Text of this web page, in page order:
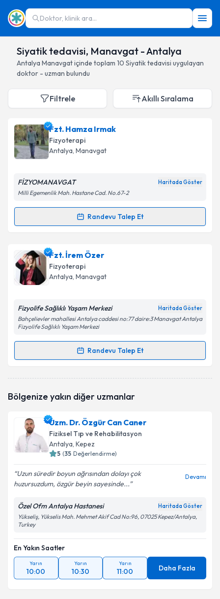
Doktor, klinik ara...
Siyatik tedavisi, Manavgat - Antalya
Antalya Manavgatiçinde toplam 10 Siyatik tedavisi uygulayan
doktor - uzman bulundu
Filtrele Akıllı Sıralama
Fzt. Hamza Irmak
Fizyoterapi
Antalya, Manavgat
FİZYOMANAVGAT Haritada Göster
Milli Egemenlik Mah. Hastane Cad. No.67-2
Randevu Talep Et
Randevu Takvimi Talebi
Fzt. Hamza Irmakiçin randevu takvimi talebi
oluşturun. Size bu uzmandan randevu almanız için bir
takvim hazırlandığında e-posta ile bilgilendireceğiz.
Kişisel verilerimin işlenmesine ilişkinAydınlatma
'ni okudum ve kişisel verilerimin belirtilen
kapsamda işlenmesini kabul ediyorum.
Takvim Talebini Gönder
Fzt. İrem Özer
Fizyoterapi
Antalya, Manavgat
Fizyolife Sağlıklı Yaşam Merkezi Haritada Göster
Bahçelievler mahallesi Antalya caddesi no:77 daire:3 Manavgat Antalya
Fizyolife Sağlıklı Yaşam Merkezi
Randevu Talep Et
Randevu Takvimi Talebi
Size bu uzmandan randevu almanız için bir takvim
E-posta Adresiniz
Kişisel verilerimin işlenmesine ilişkin
Aydınlatma
Metni'ni okudum ve kişisel verilerimin belirtilen
Bölgenize yakın diğer uzmanlar
Uzm. Dr. Özgür Can Caner
Fiziksel Tıp ve Rehabilitasyon
Antalya, Kepez
5 (35 Değerlendirme)
Uzun süredir boyun ağrısından dolayı çok
huzursuzdum, özgür beyin sayesinde...
Devamı
Özel Ofm Antalya Hastanesi Haritada Göster
Yükseliş, Yükselis Mah. Mehmet Akif Cad No:96, 07025 Kepez/Antalya,
Turkey
En Yakın Saatler
Yarın
10:00
Yarın
10:30
Yarın
11:00 Daha Fazla